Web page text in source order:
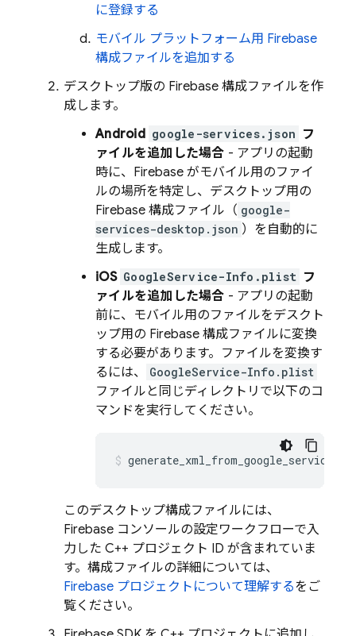
に登録する
モバイル プラットフォーム用 Firebase
構成ファイルを追加する
デスクトップ版の Firebase 構成ファイルを作
成します。
Android google-services.json フ
ァイルを追加した場合 - アプリの起動
時に、Firebase がモバイル用のファイ
ルの場所を特定し、デスクトップ用の
Firebase 構成ファイル（ google-
services-desktop.json ）を自動的に
生成します。
iOS GoogleService-Info.plist フ
ァイルを追加した場合 - アプリの起動
前に、モバイル用のファイルをデスクト
ップ用の Firebase 構成ファイルに変換
する必要があります。 ファイルを変換す
るには、
GoogleService-Info.plist
ファイルと同じディレクトリで以下のコ
マンドを実行してください。
このデスクトップ構成ファイルには、
Firebase コンソールの設定ワークフローで入
力した C++ プロジェクト ID が含まれていま
す。構成ファイルの詳細については、
Firebase プロジェクトについて理解するをご
覧ください。